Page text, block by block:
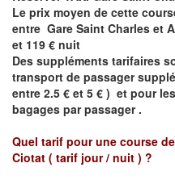
Le prix moyen de cette
entre Gare Saint Charles et
et 119 € nuit
Des suppléments tarifaires
transport de passager
entre 2.5 € et 5 € ) et pour
bagages par passager .
Quel tarif pour une course
Ciotat ( tarif jour / nuit ) ?